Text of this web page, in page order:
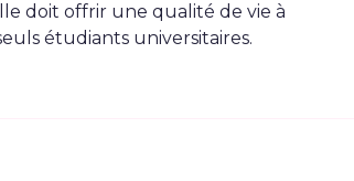
doit offrir une qualité de vie à
étudiants universitaires.